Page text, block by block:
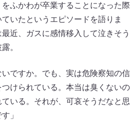
をふかわが卒業することになった際
いたというエピソードを語りま
近、ガスに感情移入して泣きそう
。
いですか。でも、実は危険察知の信
けられている。本当は臭くないの
いる。それが、可哀そうだなと思
」